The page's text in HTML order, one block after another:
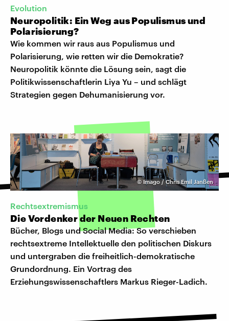
Evolution
Neuropolitik: Ein Weg aus Populismus und
Polarisierung?
Wie kommen wir raus aus Populismus und
Polarisierung, wie retten wir die Demokratie?
Neuropolitik könnte die Lösung sein, sagt die
Politikwissenschaftlerin Liya Yu – und schlägt
Strategien gegen Dehumanisierung vor.
© Imago / Chris Emil Janßen
Rechtsextremismus
Die Vordenker der Neuen Rechten
Bücher, Blogs und Social Media: So verschieben
rechtsextreme Intellektuelle den politischen Diskurs
und untergraben die freiheitlich-demokratische
Grundordnung. Ein Vortrag des
Erziehungswissenschaftlers Markus Rieger-Ladich.